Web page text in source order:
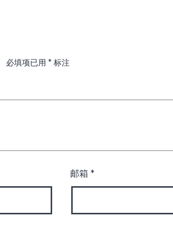
必填项已用 * 标注
邮箱 *